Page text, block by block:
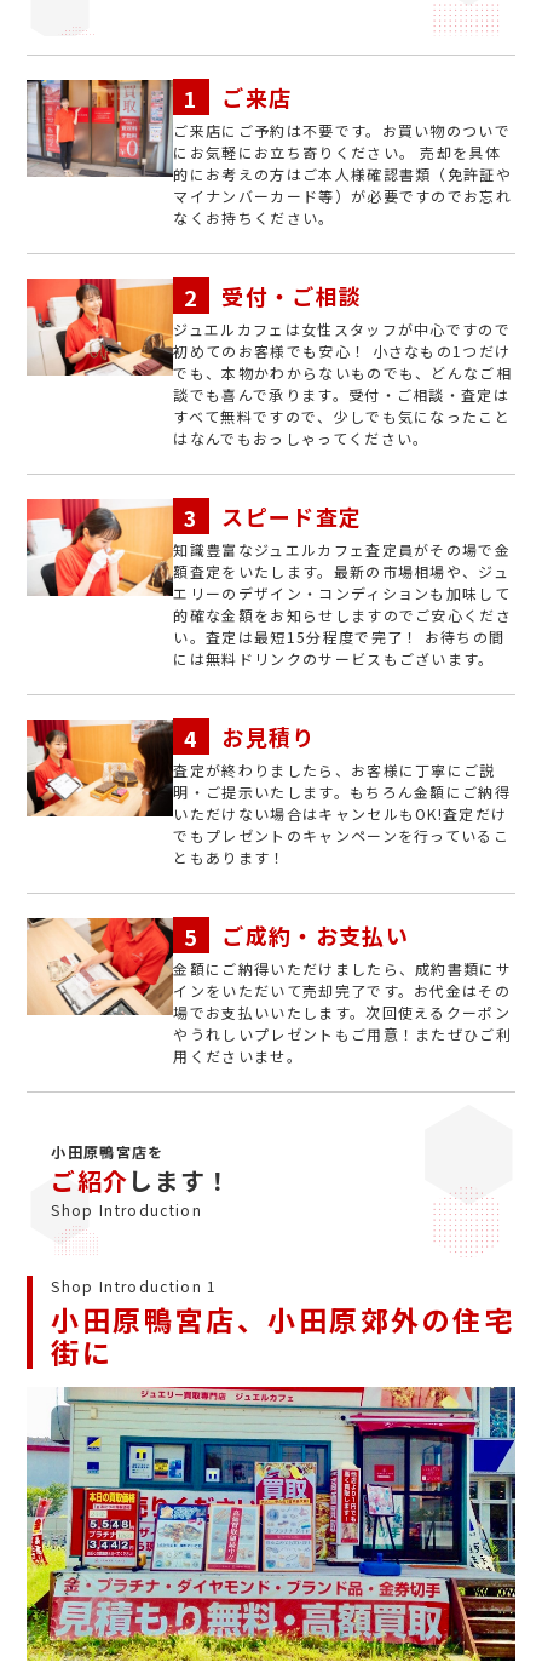
ご来店
ご来店にご予約は不要です。お買い物のついで
にお気軽にお立ち寄りください。 売却を具体
的にお考えの方はご本人様確認書類（免許証や
マイナンバーカード等）が必要ですのでお忘れ
なくお持ちください。
受付・ご相談
ジュエルカフェは女性スタッフが中心ですので
初めてのお客様でも安心！ 小さなもの1つだけ
でも、本物かわからないものでも、どんなご相
談でも喜んで承ります。受付・ご相談・査定は
すべて無料ですので、少しでも気になったこと
はなんでもおっしゃってください。
スピード査定
知識豊富なジュエルカフェ査定員がその場で金
額査定をいたします。最新の市場相場や、ジュ
エリーのデザイン・コンディションも加味して
的確な金額をお知らせしますのでご安心くださ
い。査定は最短15分程度で完了！ お待ちの間
には無料ドリンクのサービスもございます。
お見積り
査定が終わりましたら、お客様に丁寧にご説
明・ご提示いたします。もちろん金額にご納得
いただけない場合はキャンセルもOK!査定だけ
でもプレゼントのキャンペーンを行っているこ
ともあります！
ご成約・お支払い
金額にご納得いただけましたら、成約書類にサ
インをいただいて売却完了です。お代金はその
場でお支払いいたします。次回使えるクーポン
やうれしいプレゼントもご用意！またぜひご利
用くださいませ。
小田原鴨宮店を
ご紹介します！
Shop Introduction
Shop Introduction 1
小田原鴨宮店、小田原郊外の住宅
街に